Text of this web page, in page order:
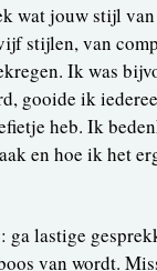
wat jouw stijl
stijlen, van
Ik was
gooide ik
heb. Ik
en hoe ik het
ga lastige
van wordt.